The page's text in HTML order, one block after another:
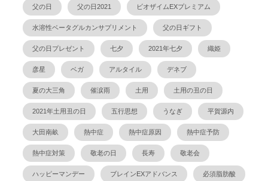
父の日 父の日2021 ビオザイムEXプレミアム
水溶性ベータグルカンサプリメント 父の日ギフト
父の日プレゼント 七夕 2021年七夕 織姫
彦星 ベガ アルタイル デネブ
夏の大三角 催涙雨 土用 土用の丑の日
2021年土用丑の日 五行思想 うなぎ 平賀源内
大田南畝 熱中症 熱中症原因 熱中症予防
熱中症対策 敬老の日 長寿 敬老会
ハッピーマンデー ブレインEXアドバンス 必須脂肪酸